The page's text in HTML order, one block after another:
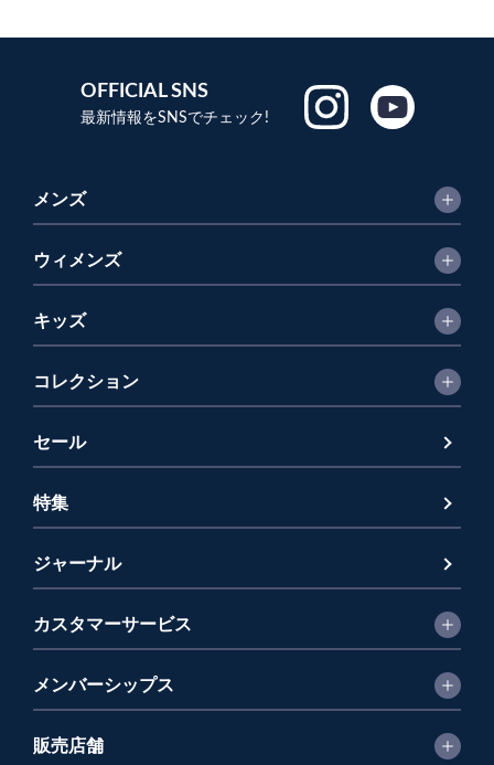
OFFICIAL SNS
最新情報をSNSでチェック!
メンズ
ウィメンズ
キッズ
コレクション
セール
特集
ジャーナル
カスタマーサービス
メンバーシップス
販売店舗